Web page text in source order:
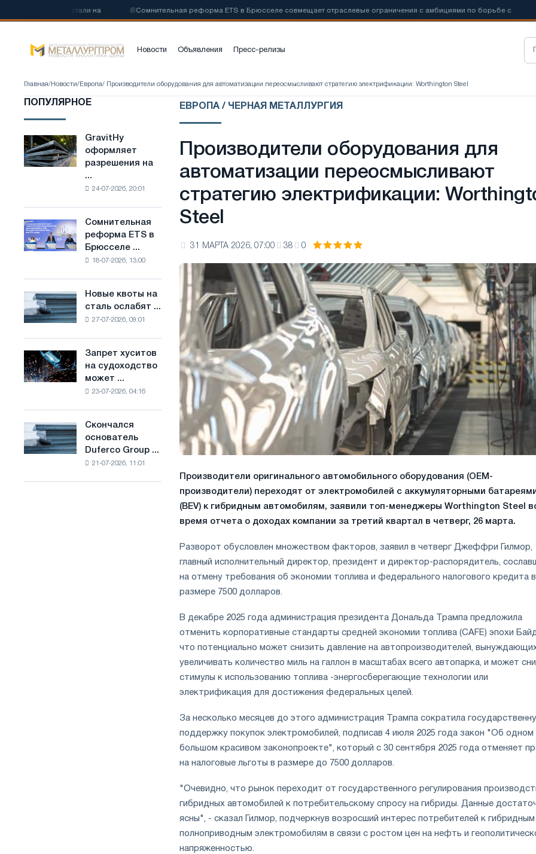
📰 Сомнительная реформа ETS в Брюсселе совмещает отраслевые ограничения с амбициями по борьбе с 📰
Новости Объявления Пресс-релизы
Главная/ Новости/ Европа/ Производители оборудования для автоматизации переосмысливают стратегию электрификации: Worthington Steel
ПОПУЛЯРНОЕ
GravitHy
оформляет
разрешения
строительство
производству
низкоуглеродистой
основе
водорода
Франции
GravitHy
оформляет
разрешения на
...
24-07-2026, 20:01
Сомнительная
реформа
ETS
отраслевые
ограничения
амбициями
по
борьбе
с
Сомнительная
реформа ETS в
Брюсселе ...
18-07-2026, 13:00
Новые
квоты
на
конкуренцию
в
Новые квоты на
сталь ослабят ...
27-07-2026, 09:01
Запрет
хуситов
на
импорт
Саудовской
Запрет хуситов
на судоходство
может ...
23-07-2026, 04:16
Скончался
основатель
Duferco
Скончался
основатель
Duferco Group ...
21-07-2026, 11:01
ЕВРОПА / ЧЕРНАЯ МЕТАЛЛУРГИЯ
Производители оборудования для
автоматизации переосмысливают
стратегию электрификации:
Steel
31 МАРТА 2026, 07:00 38 0
Производители оригинального автомобильного оборудования (OEM-
производители) переходят от электромобилей с аккумуляторными
(BEV) к гибридным автомобилям, заявили топ-менеджеры Worthington Steel
время отчета о доходах компании за третий квартал в четверг, 26 марта.
Разворот обусловлен множеством факторов, заявил в четверг Джеффри Гилмор,
главный исполнительный директор, президент и директор-распорядитель,
на отмену требования об экономии топлива и федерального налогового кредита в
размере 7500 долларов.
В декабре 2025 года администрация президента Дональда Трампа предложила
отменить корпоративные стандарты средней экономии топлива (CAFE) эпохи
что потенциально может снизить давление на автопроизводителей,
увеличивать количество миль на галлон в масштабах всего автопарка, и может
стимулы к использованию топлива -энергосберегающие технологии или
электрификация для достижения федеральных целей.
За несколько месяцев до этого администрация Трампа сократила
поддержку покупок электромобилей, подписав 4 июля 2025 года закон "Об одном
большом красивом законопроекте", который с 30 сентября 2025 года отменяет
на налоговые льготы в размере до 7500 долларов.
"Очевидно, что рынок переходит от государственного регулирования
гибридных автомобилей к потребительскому спросу на гибриды. Данные
ясны", - сказал Гилмор, подчеркнув возросший интерес потребителей к гибридным
полноприводным электромобилям в связи с ростом цен на нефть и
напряженностью.